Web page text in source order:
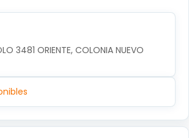
3481 ORIENTE, COLONIA NUEVO